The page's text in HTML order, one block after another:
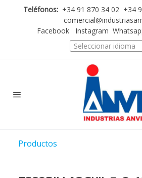
Teléfonos: +34 91 870 34 02 +34
Facebook
Instagram
Seleccionar idioma
Productos